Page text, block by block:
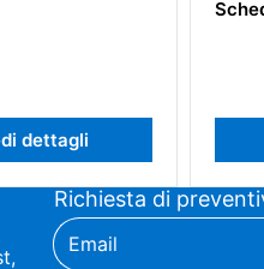
Vedi dettagli
di
Richiesta di